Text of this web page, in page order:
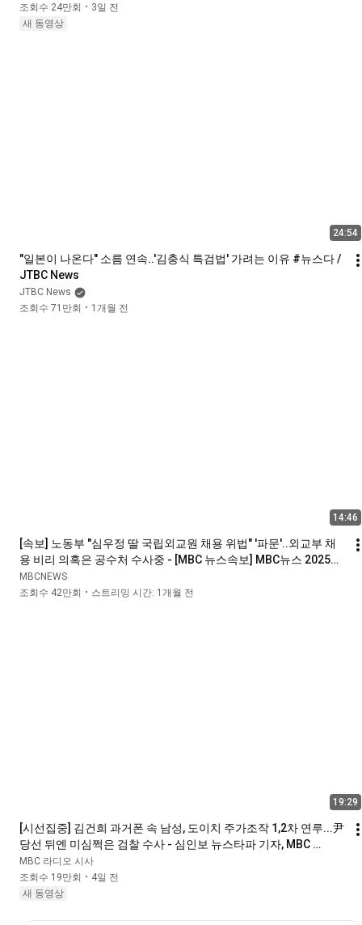
조회수 24만회
• 3일 전
새 동영상
24:54
"일본이 나온다" 소름 연속..'김충식 특검법' 가려는 이유 #뉴스다 /
JTBC News
JTBC News
조회수 71만회
• 1개월 전
14:46
[속보] 노동부 "심우정 딸 국립외교원 채용 위법" '파문'..외교부 채
용 비리 의혹은 공수처 수사중 - [MBC 뉴스속보] MBC뉴스 2025년
09월 10일
MBCNEWS
조회수 42만회
• 스트리밍 시간: 1개월 전
19:29
[시선집중] 김건희 과거폰 속 남성, 도이치 주가조작 1,2차 연루...尹
당선 뒤엔 미심쩍은 검찰 수사 - 심인보 뉴스타파 기자, MBC
251106 방송
MBC 라디오 시사
조회수 19만회
• 4일 전
새 동영상